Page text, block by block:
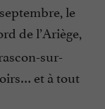
le
de l’Ariège,
sur-
et à tout